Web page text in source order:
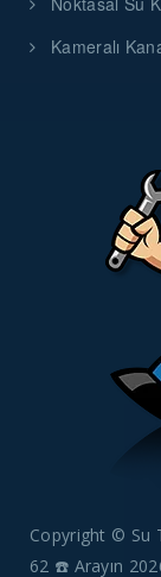
Kameralı
Copyright © Su
62 ☎️ Arayın